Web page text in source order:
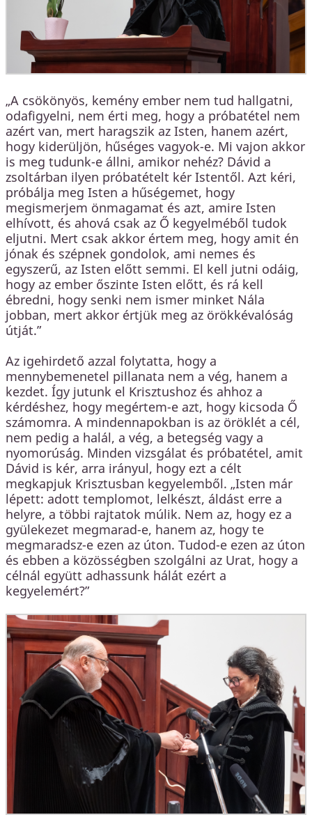
„A csökönyös, kemény ember nem tud hallgatni,
odafigyelni, nem érti meg, hogy a próbatétel nem
azért van, mert haragszik az Isten, hanem azért,
hogy kiderüljön, hűséges vagyok-e. Mi vajon akkor
is meg tudunk-e állni, amikor nehéz? Dávid a
zsoltárban ilyen próbatételt kér Istentől. Azt kéri,
próbálja meg Isten a hűségemet, hogy
megismerjem önmagamat és azt, amire Isten
elhívott, és ahová csak az Ő kegyelméből tudok
eljutni. Mert csak akkor értem meg, hogy amit én
jónak és szépnek gondolok, ami nemes és
egyszerű, az Isten előtt semmi. El kell jutni odáig,
hogy az ember őszinte Isten előtt, és rá kell
ébredni, hogy senki nem ismer minket Nála
jobban, mert akkor értjük meg az örökkévalóság
útját.”
Az igehirdető azzal folytatta, hogy a
mennybemenetel pillanata nem a vég, hanem a
kezdet. Így jutunk el Krisztushoz és ahhoz a
kérdéshez, hogy megértem-e azt, hogy kicsoda Ő
számomra. A mindennapokban is az öröklét a cél,
nem pedig a halál, a vég, a betegség vagy a
nyomorúság. Minden vizsgálat és próbatétel, amit
Dávid is kér, arra irányul, hogy ezt a célt
megkapjuk Krisztusban kegyelemből. „Isten már
lépett: adott templomot, lelkészt, áldást erre a
helyre, a többi rajtatok múlik. Nem az, hogy ez a
gyülekezet megmarad-e, hanem az, hogy te
megmaradsz-e ezen az úton. Tudod-e ezen az úton
és ebben a közösségben szolgálni az Urat, hogy a
célnál együtt adhassunk hálát ezért a
kegyelemért?”